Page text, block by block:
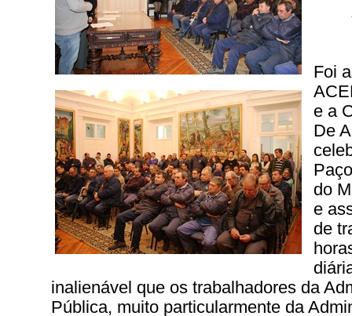
Foi
e a
De
do
e
de
inalienável que os trabalhadores da
Pública, muito particularmente da